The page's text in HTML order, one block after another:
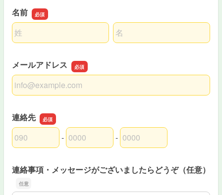
名前
名前の姓
名前の名
メールアドレス
メールアドレス
連絡先
連絡先の市外局番
-
連絡先の市内局番 -
連絡先の加入者番号
連絡事項・メッセージがございましたらどうぞ（任意）